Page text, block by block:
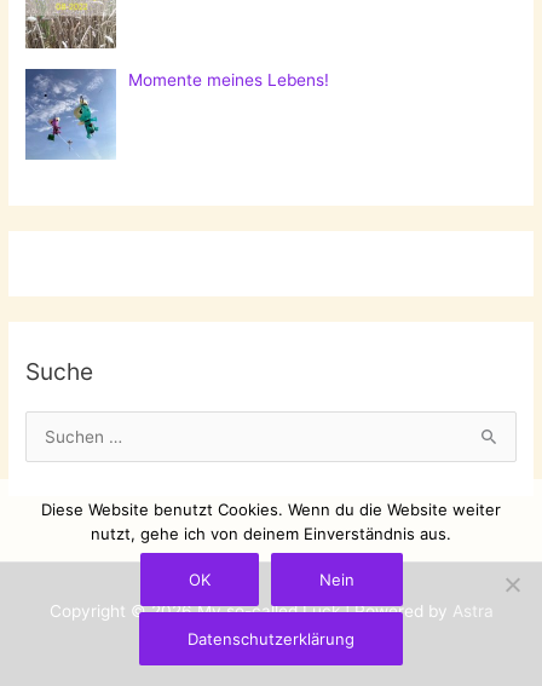
Momente meines Lebens!
Suche
u
e
Copyright © 2026My so-called Luck| Powered by Astra
WordPress-Theme
Diese Website benutzt Cookies. Wenn du die Website weiter
nutzt, gehe ich von deinem Einverständnis aus.
OK Nein
Datenschutzerklärung